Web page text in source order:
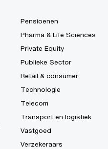
Pensioenen
Pharma & Life Sciences
Private Equity
Publieke Sector
Retail & consumer
Technologie
Telecom
Transport en logistiek
Vastgoed
Verzekeraars